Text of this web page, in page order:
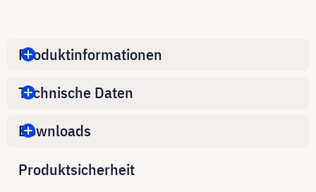
Produktinformationen
Technische Daten
Downloads
Produktsicherheit